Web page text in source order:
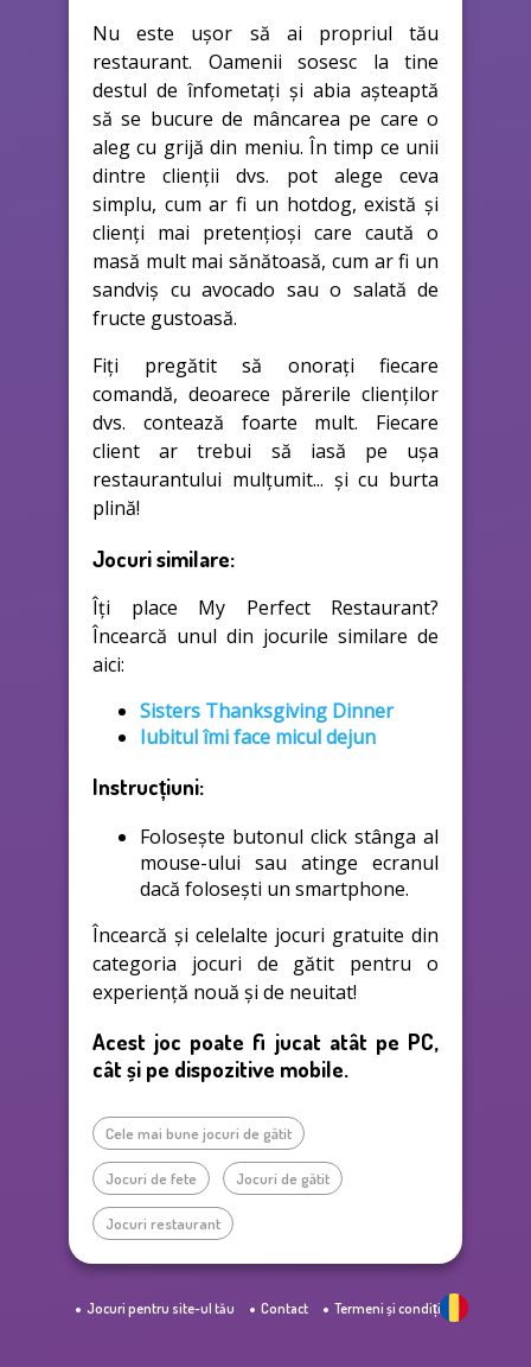
Nu este ușor să ai propriul tău
restaurant. Oamenii sosesc la tine
destul de înfometați și abia așteaptă
să se bucure de mâncarea pe care o
aleg cu grijă din meniu. În timp ce unii
dintre clienții dvs. pot alege ceva
simplu, cum ar fi un hotdog, există și
clienți mai pretențioși care caută o
masă mult mai sănătoasă, cum ar fi un
sandviș cu avocado sau o salată de
fructe gustoasă.
Fiți pregătit să onorați fiecare
comandă, deoarece părerile clienților
dvs. contează foarte mult. Fiecare
client ar trebui să iasă pe ușa
restaurantului mulțumit... și cu burta
plină!
Jocuri similare:
Îți place My Perfect Restaurant?
Încearcă unul din jocurile similare de
aici:
Sisters Thanksgiving Dinner
Iubitul îmi face micul dejun
Instrucțiuni:
Folosește butonul click stânga al
mouse-ului sau atinge ecranul
dacă folosești un smartphone.
Încearcă și celelalte jocuri gratuite din
categoria jocuri de gătit pentru o
experiență nouă și de neuitat!
Acest joc poate fi jucat atât pe PC,
cât și pe dispozitive mobile.
Cele mai bune jocuri de gătit
Jocuri de fete Jocuri de gătit
Jocuri restaurant
Jocuri pentru site-ul tău Contact Termeni și condiții